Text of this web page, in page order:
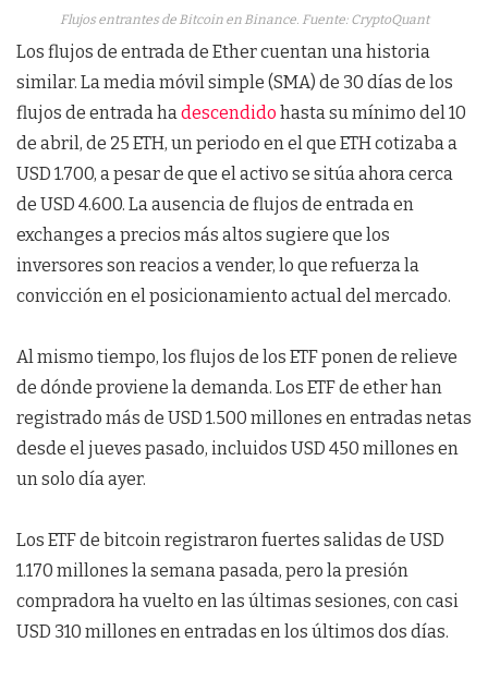
Flujos entrantes de Bitcoin en Binance. Fuente: CryptoQuant
Los flujos de entrada de Ether cuentan una historia
similar. La media móvil simple (SMA) de 30 días de los
flujos de entrada hadescendido hasta su mínimo del 10
de abril, de 25 ETH, un periodo en el que ETH cotizaba a
USD 1.700, a pesar de que el activo se sitúa ahora cerca
de USD 4.600. La ausencia de flujos de entrada en
exchanges a precios más altos sugiere que los
inversores son reacios a vender, lo que refuerza la
convicción en el posicionamiento actual del mercado.
Al mismo tiempo, los flujos de los ETF ponen de relieve
de dónde proviene la demanda. Los ETF de ether han
registrado más de USD 1.500 millones en entradas netas
desde el jueves pasado, incluidos USD 450 millones en
un solo día ayer.
Los ETF de bitcoin registraron fuertes salidas de USD
1.170 millones la semana pasada, pero la presión
compradora ha vuelto en las últimas sesiones, con casi
USD 310 millones en entradas en los últimos dos días.